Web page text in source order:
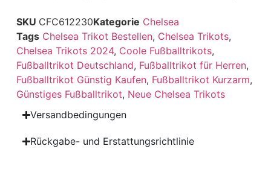
SKU CFC612230Kategorie Chelsea
Tags Chelsea Trikot Bestellen, Chelsea Trikots,
Chelsea Trikots 2024, Coole Fußballtrikots,
Fußballtrikot Deutschland, Fußballtrikot für Herren,
Fußballtrikot Günstig Kaufen, Fußballtrikot Kurzarm,
Günstiges Fußballtrikot, Neue Chelsea Trikots
Versandbedingungen
Rückgabe- und Erstattungsrichtlinie